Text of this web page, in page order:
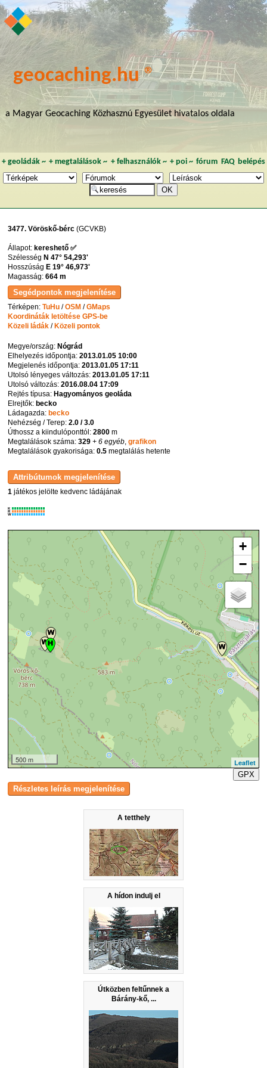
geocaching.hu ®
a Magyar Geocaching Közhasznú Egyesület hivatalos oldala
+ geoládák~ +megtalálások ~ + felhasználók~ + poi~ fórum FAQ belépés
3477. Vöröskő-bérc (GCVKB)
A tetthely
A hídon indulj el
Útközben feltűnnek a
Bárány-kő, ...
Állapot: kereshető ✅
Szélesség N 47° 54,293'
Hosszúság E 19° 46,973'
Magasság:664 m
Térképen:TuHu /OSM /GMaps
Koordináták letöltése GPS-be
Közeli ládák / Közeli pontok
Megye/ország: Nógrád
Elhelyezés időpontja:2013.01.05 10:00
Megjelenés időpontja:2013.01.05 17:11
Utolsó lényeges változás:2013.01.05 17:11
Utolsó változás:2016.08.04 17:09
Rejtés típusa: Hagyományos geoláda
Elrejtők: becko
Ládagazda: becko
Nehézség / Terep:2.0 / 3.0
Úthossz a kiindulóponttól:2800 m
Megtalálások száma:329 + 6 egyéb,grafikon
Megtalálások gyakorisága:0.5 megtalálás hetente
1 játékos jelölte kedvenc ládájának
K
R
W
+
−
500 m
Leaflet
GPX